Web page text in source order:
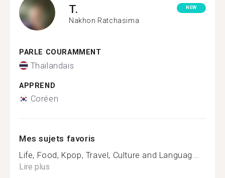
T.
Nakhon Ratchasima
NEW
PARLE COURAMMENT
Thaïlandais
APPREND
Coréen
Mes sujets favoris
Life, Food, Kpop, Travel, Culture and Languag...
Lire plus